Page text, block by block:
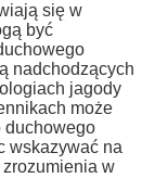
się w
być
nadchodzących
jagody
może
duchowego
wskazywać na
w